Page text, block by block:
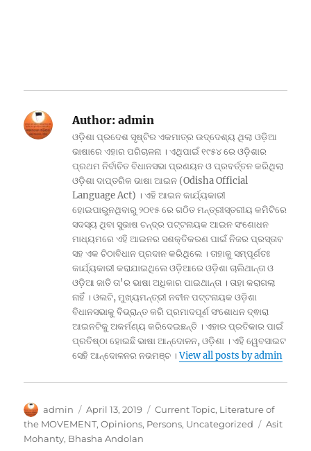
Author: admin
ଓଡ଼ିଶା ପ୍ରଦେଶ ସୃଷ୍ଟିର ଏକମାତ୍ର ଉଦ୍ଦେଶ୍ୟ ଥିଲା ଓଡ଼ିଆ
ଭାଷାରେ ଏହାର ପରିଚାଳନା । ଏଥିପାଇଁ ୧୯୫୪ ରେ ଓଡ଼ିଶାର
ପ୍ରଥମ ନିର୍ବାଚିତ ବିଧାନସଭା ପ୍ରଣୟନ ଓ ପ୍ରବର୍ତ୍ତନ କରିଥିଲା
ଓଡ଼ିଶା ଦାପ୍ତରିକ ଭାଷା ଆଇନ (Odisha Official
Language Act) । ଏହି ଆଇନ କାର୍ଯ୍ୟକାରୀ
ହୋଇପାରୁନଥିବାରୁ ୨୦୧୫ ରେ ଗଠିତ ମନ୍ତ୍ରୀସ୍ତରୀୟ କମିଟିରେ
ସଦସ୍ୟ ଥିବା ସୁଭାଷ ଚନ୍ଦ୍ର ପଟ୍ଟନାୟକ ଆଇନ ସଂଶୋଧନ
ମାଧ୍ୟମରେ ଏହି ଆଇନର ସଶକ୍ତିକରଣ ପାଇଁ ନିଜର ପ୍ରସ୍ତାବ
ସହ ଏକ ଚିଠାବିଧାନ ପ୍ରଦାନ କରିଥିଲେ । ତାହାକୁ ସମ୍ପୂର୍ଣତଃ
କାର୍ଯ୍ୟକାରୀ କରାଯାଇଥିଲେ ଓଡ଼ିଆରେ ଓଡ଼ିଶା ଚାଲିଥାନ୍ତା ଓ
ଓଡ଼ିଆ ଜାତି ତା'ର ଭାଷା ଅଧିକାର ପାଇଥାନ୍ତା । ତାହା କରାଗଲା
ନାହିଁ । ଓଲଟି, ମୁଖ୍ୟମନ୍ତ୍ରୀ ନବୀନ ପଟ୍ଟନାୟକ ଓଡ଼ିଶା
ବିଧାନସଭାକୁ ବିଭ୍ରାନ୍ତ କରି ପ୍ରମାଦପୂର୍ଣ ସଂଶୋଧନ ଦ୍ଵାରା
ଆଇନଟିକୁ ଅକର୍ମଣ୍ୟ କରିଦେଇଛନ୍ତି । ଏହାର ପ୍ରତିକାର ପାଇଁ
ପ୍ରତିଷ୍ଠା ହୋଇଛି ଭାଷା ଆନ୍ଦୋଳନ, ଓଡ଼ିଶା । ଏହି ୱେବସାଇଟ
ସେହି ଆନ୍ଦୋଳନର ନଭମଞ୍ଚ ।View all posts by admin
Author
admin
Posted
on
April 13, 2019 Categories
Current Topic, Literature of
the MOVEMENT,Opinions, Persons, Uncategorized Tags
Asit
Mohanty, Bhasha Andolan